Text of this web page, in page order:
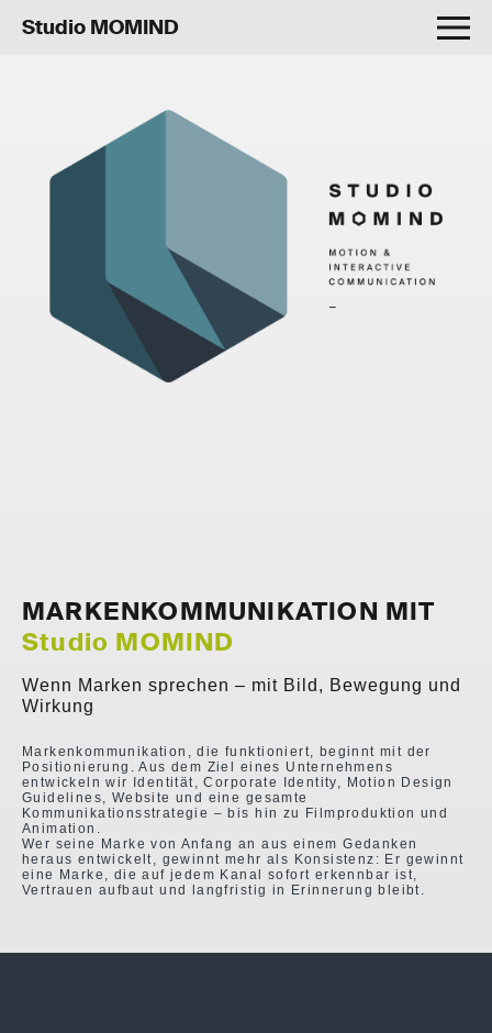
Studio MOMIND
MARKENKOMMUNIKATION MIT
Studio MOMIND
Wenn Marken sprechen – mit Bild, Bewegung und
Wirkung
Markenkommunikation, die funktioniert, beginnt mit der
Positionierung. Aus dem Ziel eines Unternehmens
entwickeln wir Identität, Corporate Identity, Motion Design
Guidelines, Website und eine gesamte
Kommunikationsstrategie – bis hin zu Filmproduktion und
Animation.
Wer seine Marke von Anfang an aus einem Gedanken
heraus entwickelt, gewinnt mehr als Konsistenz: Er gewinnt
eine Marke, die auf jedem Kanal sofort erkennbar ist,
Vertrauen aufbaut und langfristig in Erinnerung bleibt.